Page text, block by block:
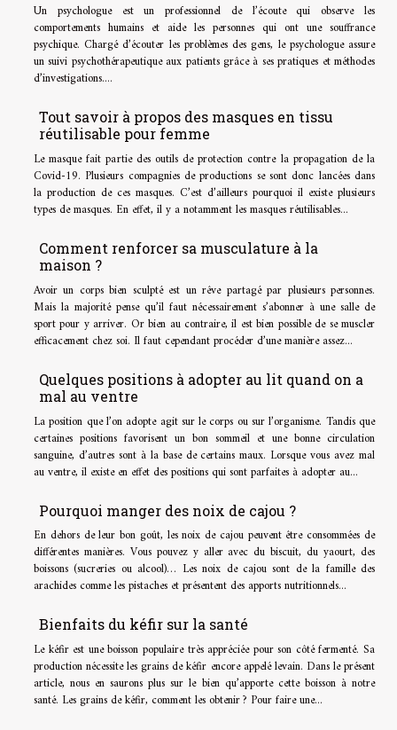
Un psychologue est un professionnel de l’écoute qui observe les
comportements humains et aide les personnes qui ont une souffrance
psychique. Chargé d’écouter les problèmes des gens, le psychologue assure
un suivi psychothérapeutique aux patients grâce à ses pratiques et méthodes
d’investigations....
Tout savoir à propos des masques en tissu
réutilisable pour femme
Le masque fait partie des outils de protection contre la propagation de la
Covid-19. Plusieurs compagnies de productions se sont donc lancées dans
la production de ces masques. C’est d’ailleurs pourquoi il existe plusieurs
types de masques. En effet, il y a notamment les masques réutilisables...
Comment renforcer sa musculature à la
maison ?
Avoir un corps bien sculpté est un rêve partagé par plusieurs personnes.
Mais la majorité pense qu’il faut nécessairement s’abonner à une salle de
sport pour y arriver. Or bien au contraire, il est bien possible de se muscler
efficacement chez soi. Il faut cependant procéder d’une manière assez...
Quelques positions à adopter au lit quand on a
mal au ventre
La position que l’on adopte agit sur le corps ou sur l’organisme. Tandis que
certaines positions favorisent un bon sommeil et une bonne circulation
sanguine, d’autres sont à la base de certains maux. Lorsque vous avez mal
au ventre, il existe en effet des positions qui sont parfaites à adopter au...
Pourquoi manger des noix de cajou ?
En dehors de leur bon goût, les noix de cajou peuvent être consommées de
différentes manières. Vous pouvez y aller avec du biscuit, du yaourt, des
boissons (sucreries ou alcool)… Les noix de cajou sont de la famille des
arachides comme les pistaches et présentent des apports nutritionnels...
Bienfaits du kéfir sur la santé
Le kéfir est une boisson populaire très appréciée pour son côté fermenté. Sa
production nécessite les grains de kéfir encore appelé levain. Dans le présent
article, nous en saurons plus sur le bien qu’apporte cette boisson à notre
santé. Les grains de kéfir, comment les obtenir ? Pour faire une...